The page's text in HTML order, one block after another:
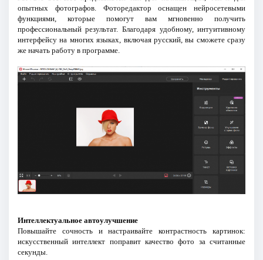
опытных фотографов. Фоторедактор оснащен нейросетевыми
функциями, которые помогут вам мгновенно получить
профессиональный результат. Благодаря удобному, интуитивному
интерфейсу на многих языках, включая русский, вы сможете сразу
же начать работу в программе.
Интеллектуальное автоулучшение
Повышайте сочность и настраивайте контрастность картинок:
искусственный интеллект поправит качество фото за считанные
секунды.